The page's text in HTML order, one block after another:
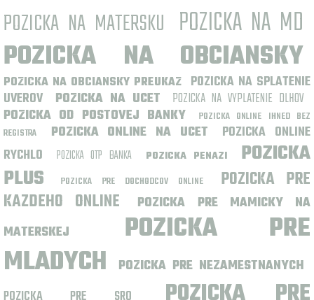
POZICKA NA MATERSKU POZICKA NA MD
POZICKA NA OBCIANSKY
POZICKA NA OBCIANSKY PREUKAZ POZICKA NA SPLATENIE
UVEROV
POZICKA NA UCET
POZICKA NA VYPLATENIE DLHOV
POZICKA OD POSTOVEJ BANKY
POZICKA ONLINE IHNED BEZ
REGISTRA
POZICKA ONLINE NA UCET
POZICKA ONLINE
RYCHLO
POZICKA OTP BANKA POZICKA PENAZI
POZICKA
PLUS
POZICKA PRE DOCHODCOV ONLINE
POZICKA PRE
KAZDEHO ONLINE
POZICKA PRE MAMICKY NA
MATERSKEJ
POZICKA PRE
MLADYCH
POZICKA PRE NEZAMESTNANYCH